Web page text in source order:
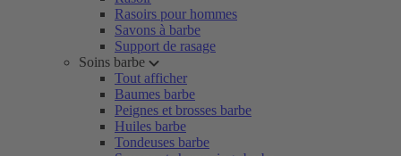
Rasoirs pour hommes
Savons à barbe
Support de rasage
Soins barbe
Tout afficher
Baumes barbe
Peignes et brosses barbe
Huiles barbe
Tondeuses barbe